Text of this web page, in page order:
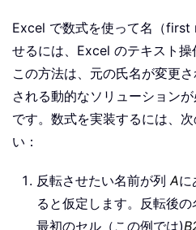
Excel で数式を使って名（first
せるには、Excel のテキスト操
この方法は、元の氏名が変更
される動的なソリューション
です。数式を実装するには、
い：
反転させたい名前が列Aに
ると仮定します。反転後
最初のセル（この例では)